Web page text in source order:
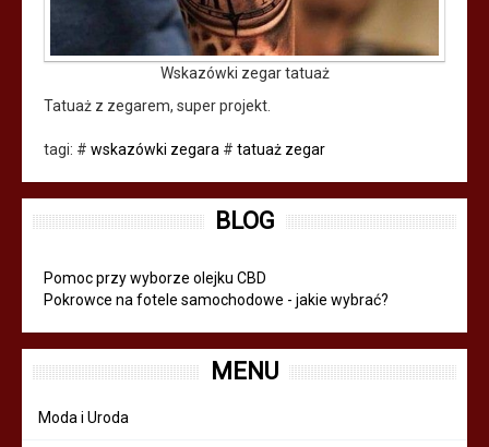
Wskazówki zegar tatuaż
Tatuaż z zegarem, super projekt.
tagi: # wskazówki zegara # tatuaż zegar
BLOG
Pomoc przy wyborze olejku CBD
Pokrowce na fotele samochodowe - jakie wybrać?
MENU
Moda i Uroda